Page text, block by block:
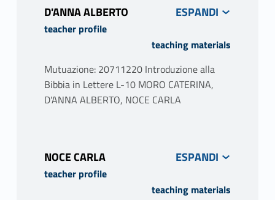
The course aims to introduce students,
according to the historical-critical method,
to literary and historical-religious issues
related to the composition, selection,
transmission and interpretation of the texts
that converged in the Hebrew and Christian
Bible. The course will be structured in three
Hebrew canon of Scripture. The Old
Testament text and ancient translations
D'ANNA ALBERTO
teacher profile
teaching materials
Mutuazione: 20711220 Introduzione alla
Bibbia in Lettere L-10 MORO CATERINA,
D'ANNA ALBERTO, NOCE CARLA
NOCE CARLA
teacher profile
teaching materials